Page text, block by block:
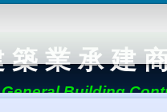
築 業 承 建
Building